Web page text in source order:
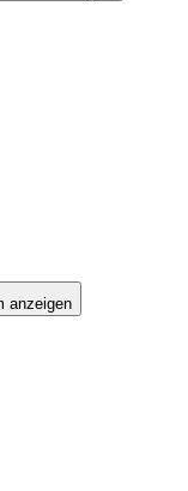
anzeigen